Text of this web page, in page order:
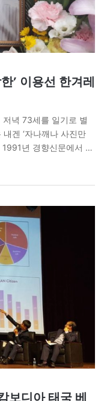
’ 이용선 한겨레
녁 73세를 일기로 별
겐 ‘자나깨나 사진만
년 경향신문에서 옮
던 당시 필자는 사회부
꺼리가 눈에 띄거나…
보디아 태국 베